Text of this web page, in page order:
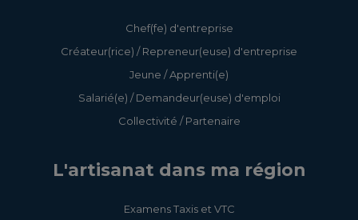
Chef(fe) d'entreprise
Créateur(rice) / Repreneur(euse) d'entreprise
Jeune / Apprenti(e)
Salarié(e) / Demandeur(euse) d'emploi
Collectivité / Partenaire
L'artisanat dans ma région
Examens Taxis et VTC